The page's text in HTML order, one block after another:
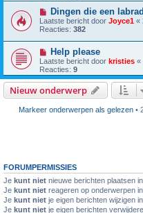
Dingen die een
Laatste bericht door Joyce1 «
Reacties: 382
Help please
Laatste bericht door kristies «
Reacties: 9
Nieuw onderwerp
Markeer onderwerpen als gelezen •
FORUMPERMISSIES
Je kunt niet nieuwe berichten plaatsen
Je kunt niet reageren op onderwerpen
Je kunt niet je eigen berichten wijzigen
Je kunt niet je eigen berichten